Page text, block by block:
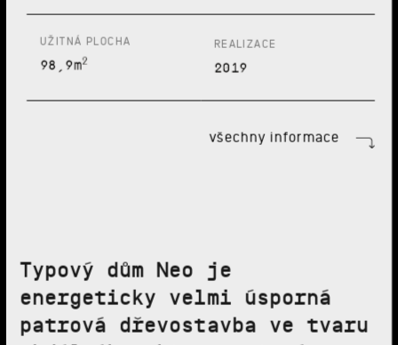
UŽITNÁ PLOCHA
98,9m2
REALIZACE
2019
všechny informace
Typový dům Neo je
energeticky velmi úsporná
patrová dřevostavba ve tvaru